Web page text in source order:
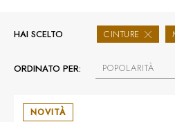
HAI SCELTO CINTURE
ORDINATO PER: POPOLARITÀ
NOVITÀ